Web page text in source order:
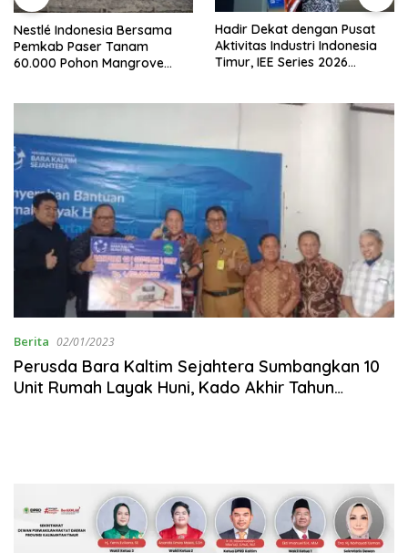
Nestlé Indonesia Bersama
Pemkab Paser Tanam
60.000 Pohon Mangrove
Hadir Dekat dengan Pusat
Aktivitas Industri Indonesia
Timur, IEE Series 2026
Berita 02/01/2023
Perusda Bara Kaltim Sejahtera Sumbangkan 10
Unit Rumah Layak Huni, Kado Akhir Tahun